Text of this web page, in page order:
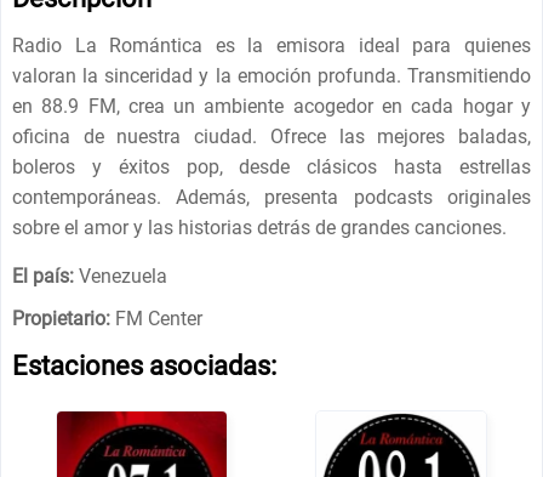
Radio La Romántica es la emisora ​​ideal para quienes
valoran la sinceridad y la emoción profunda. Transmitiendo
en 88.9 FM, crea un ambiente acogedor en cada hogar y
oficina de nuestra ciudad. Ofrece las mejores baladas,
boleros y éxitos pop, desde clásicos hasta estrellas
contemporáneas. Además, presenta podcasts originales
sobre el amor y las historias detrás de grandes canciones.
El país: Venezuela
Propietario: FM Center
Estaciones asociadas: